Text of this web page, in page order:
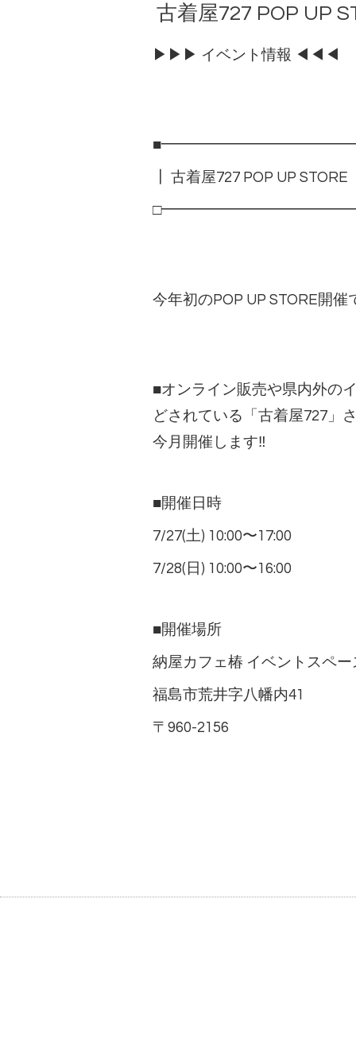
古着屋727 POP UP
▶▶▶ イベント情報 ◀◀◀
┃ 古着屋727 POP UP
今年初のPOP UP STORE開催
■オンライン販売や県内外の
どされている「古着屋727」
今月開催します‼
■開催日時
7/27(土) 10:00〜17:00
7/28(日) 10:00〜16:00
■開催場所
納屋カフェ椿 イベントスペー
福島市荒井字八幡内41
〒960-2156